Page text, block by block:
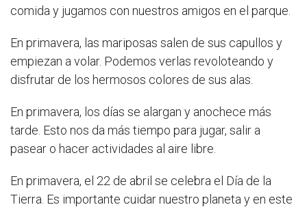
comida y jugamos con nuestros amigos en el parque.
En primavera, las mariposas salen de sus capullos y
empiezan a volar. Podemos verlas revoloteando y
disfrutar de los hermosos colores de sus alas.
En primavera, los días se alargan y anochece más
tarde. Esto nos da más tiempo para jugar, salir a
pasear o hacer actividades al aire libre.
En primavera, el 22 de abril se celebra el Día de la
Tierra. Es importante cuidar nuestro planeta y en este